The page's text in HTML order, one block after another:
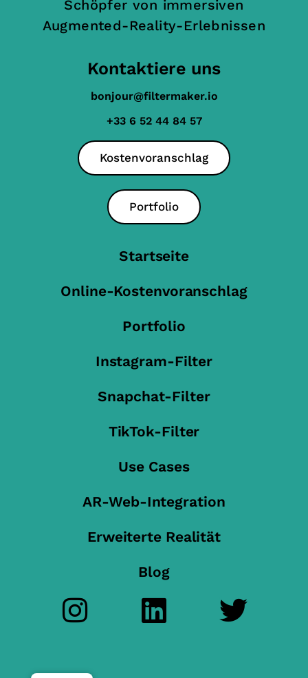
Schöpfer von immersiven
Augmented-Reality-Erlebnissen
Kontaktiere uns
bonjour@filtermaker.io
+33 6 52 44 84 57
Kostenvoranschlag
Portfolio
Startseite
Online-Kostenvoranschlag
Portfolio
Instagram-Filter
Snapchat-Filter
TikTok-Filter
Use Cases
AR-Web-Integration
Erweiterte Realität
Blog